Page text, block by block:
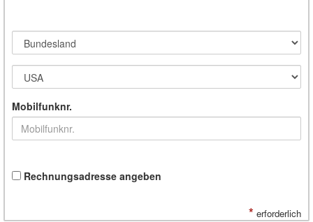
Mobilfunknr.
Rechnungsadresse angeben
* erforderlich